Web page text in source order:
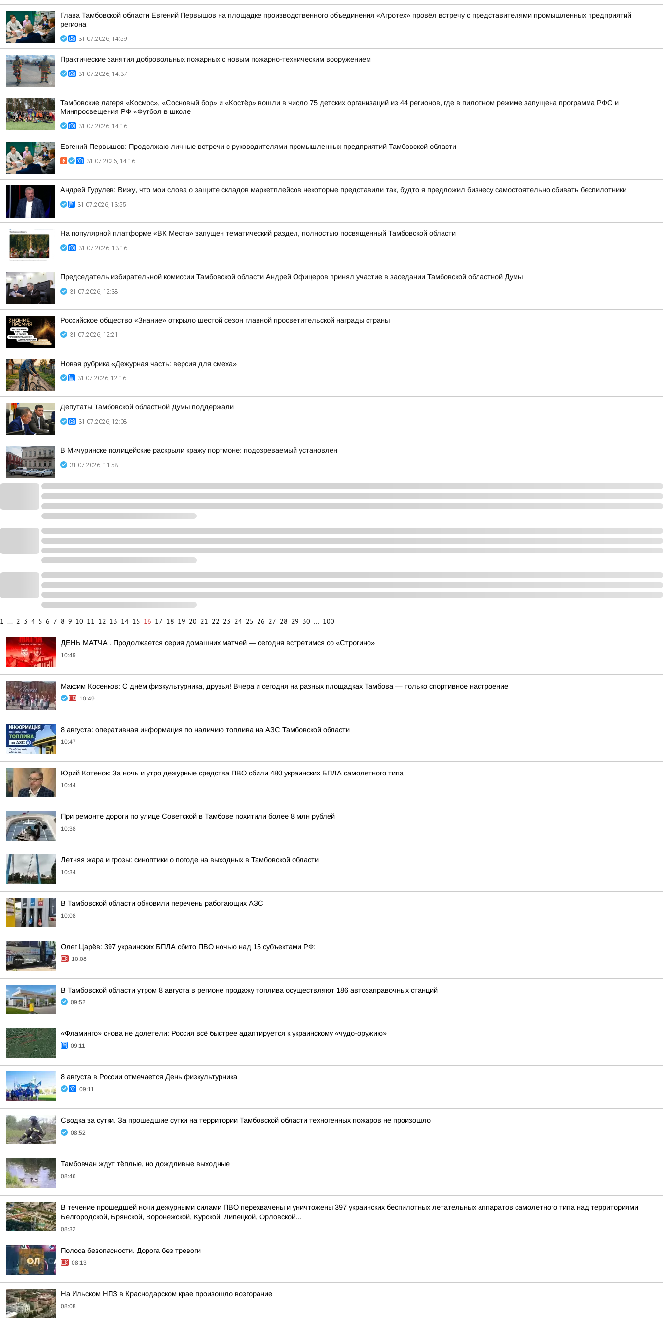
Глава Тамбовской области Евгений Первышов на площадке производственного объединения «Агротех» провёл встречу с представителями промышленных предприятий
региона
31.07.2026, 14:59
Практические занятия добровольных пожарных с новым пожарно-техническим вооружением
31.07.2026, 14:37
Тамбовские лагеря «Космос», «Сосновый бор» и «Костёр» вошли в число 75 детских организаций из 44 регионов, где в пилотном режиме запущена программа РФС и
Минпросвещения РФ «Футбол в школе
31.07.2026, 14:16
Евгений Первышов: Продолжаю личные встречи с руководителями промышленных предприятий Тамбовской области
31.07.2026, 14:16
Андрей Гурулев: Вижу, что мои слова о защите складов маркетплейсов некоторые представили так, будто я предложил бизнесу самостоятельно сбивать беспилотники
31.07.2026, 13:55
На популярной платформе «ВК Места» запущен тематический раздел, полностью посвящённый Тамбовской области
31.07.2026, 13:16
Председатель избирательной комиссии Тамбовской области Андрей Офицеров принял участие в заседании Тамбовской областной Думы
31.07.2026, 12:38
Российское общество «Знание» открыло шестой сезон главной просветительской награды страны
31.07.2026, 12:21
Новая рубрика «Дежурная часть: версия для смеха»
31.07.2026, 12:16
Депутаты Тамбовской областной Думы поддержали
31.07.2026, 12:08
В Мичуринске полицейские раскрыли кражу портмоне: подозреваемый установлен
31.07.2026, 11:58
1 ... 2 3 4 5 6 7 8 9 10 11 12 13 14 15 16 17 18 19 20 21 22 23 24 25 26 27 28 29 30 ... 100
ДЕНЬ МАТЧА . Продолжается серия домашних матчей — сегодня встретимся со «Строгино»
10:49
Максим Косенков: С днём физкультурника, друзья! Вчера и сегодня на разных площадках Тамбова — только спортивное настроение
10:49
8 августа: оперативная информация по наличию топлива на АЗС Тамбовской области
10:47
Юрий Котенок: За ночь и утро дежурные средства ПВО сбили 480 украинских БПЛА самолетного типа
10:44
При ремонте дороги по улице Советской в Тамбове похитили более 8 млн рублей
10:38
Летняя жара и грозы: синоптики о погоде на выходных в Тамбовской области
10:34
В Тамбовской области обновили перечень работающих АЗС
10:08
Олег Царёв: 397 украинских БПЛА сбито ПВО ночью над 15 субъектами РФ:
10:08
В Тамбовской области утром 8 августа в регионе продажу топлива осуществляют 186 автозаправочных станций
09:52
«Фламинго» снова не долетели: Россия всё быстрее адаптируется к украинскому «чудо-оружию»
09:11
8 августа в России отмечается День физкультурника
09:11
Сводка за сутки. За прошедшие сутки на территории Тамбовской области техногенных пожаров не произошло
08:52
Тамбовчан ждут тёплые, но дождливые выходные
08:46
В течение прошедшей ночи дежурными силами ПВО перехвачены и уничтожены 397 украинских беспилотных летательных аппаратов самолетного типа над территориями
Белгородской, Брянской, Воронежской, Курской, Липецкой, Орловской...
08:32
Полоса безопасности. Дорога без тревоги
08:13
На Ильском НПЗ в Краснодарском крае произошло возгорание
08:08